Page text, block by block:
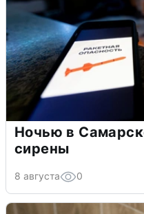
Ночью в
сирены
8 августа 0